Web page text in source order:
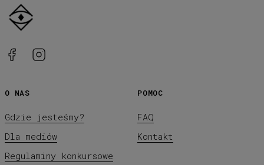
O NAS
Gdzie jesteśmy?
Dla mediów
Regulaminy konkursowe
POMOC
FAQ
Kontakt